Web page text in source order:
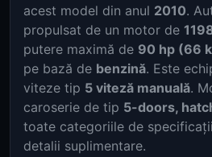
acest model din anul 2010.
propulsat de un motor de
putere maximă de 90 hp (66
pe bază de benzină. Este
viteze tip 5 viteză manuală.
caroserie de tip 5-doors,
toate categoriile de
detalii suplimentare.